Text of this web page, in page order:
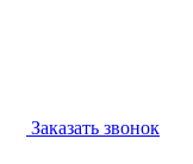
Заказать звонок